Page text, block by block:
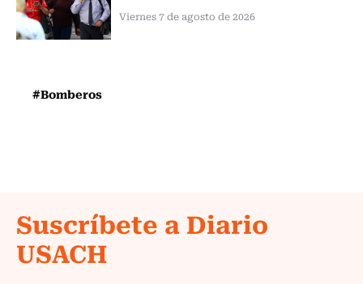
Viernes 7 de agosto de 2026
#Bomberos